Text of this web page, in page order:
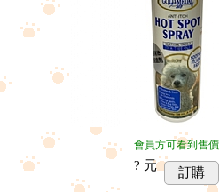
會員方可看到售價
? 元 訂購